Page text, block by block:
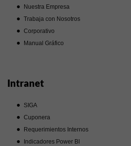
Nuestra Empresa
Trabaja con Nosotros
Corporativo
Manual Gráfico
Intranet
SIGA
Cuponera
Requerimientos Internos
Indicadores Power BI